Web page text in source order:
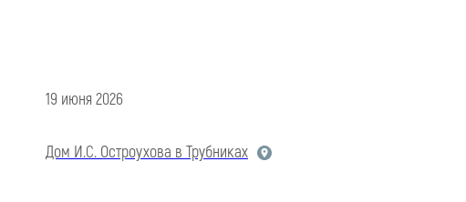
19 июня 2026
Дом И.С. Остроухова в Трубниках